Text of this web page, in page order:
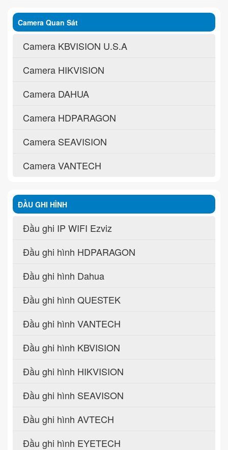
Camera Quan Sát
Camera KBVISION U.S.A
Camera HIKVISION
Camera DAHUA
Camera HDPARAGON
Camera SEAVISION
Camera VANTECH
ĐẦU GHI HÌNH
Đầu ghi IP WIFI Ezviz
Đầu ghi hình HDPARAGON
Đầu ghi hình Dahua
Đầu ghi hình QUESTEK
Đầu ghi hình VANTECH
Đầu ghi hình KBVISION
Đầu ghi hình HIKVISION
Đầu ghi hình SEAVISON
Đầu ghi hình AVTECH
Đầu ghi hình EYETECH